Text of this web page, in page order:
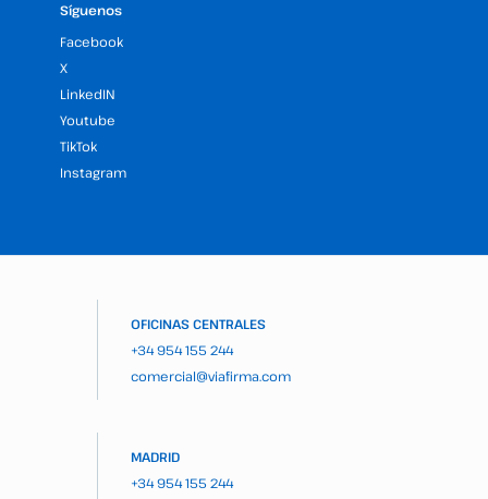
Síguenos
Facebook
X
LinkedIN
Youtube
TikTok
Instagram
OFICINAS CENTRALES
+34 954 155 244
comercial@viafirma.com
MADRID
+34 954 155 244